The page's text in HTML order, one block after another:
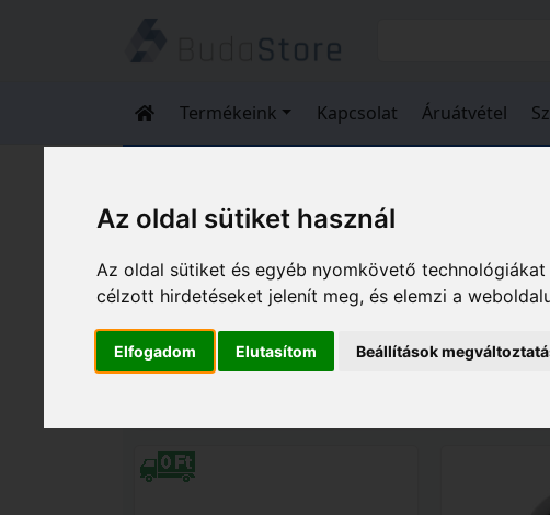
Az oldal sütiket használ
Az oldal sütiket és egyéb nyomkövető
célzott hirdetéseket jelenít meg, és elemzi a
Elfogadom Elutasítom Beállítások
Termékeink Kapcsolat Áruátvétel
Robotfűnyírók
Gyártó és ár szerinti szűrés